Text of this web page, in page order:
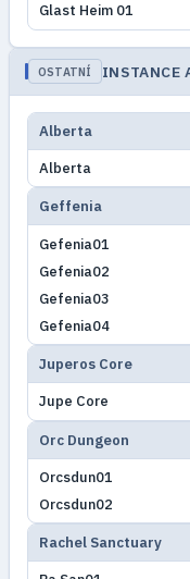
Glast Heim 01
OSTATNÍ INSTANCE
Alberta
Alberta
Geffenia
Gefenia01
Gefenia02
Gefenia03
Gefenia04
Juperos Core
Jupe Core
Orc Dungeon
Orcsdun01
Orcsdun02
Rachel Sanctuary